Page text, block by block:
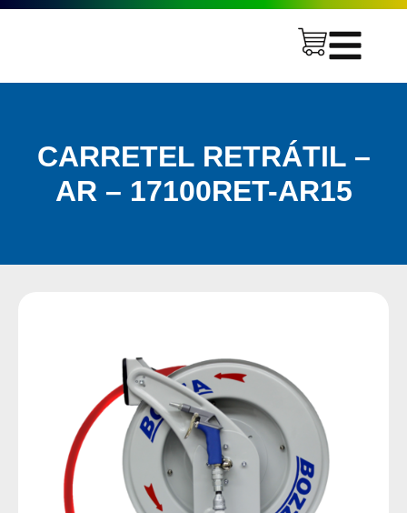
CARRETEL RETRÁTIL –
AR – 17100RET-AR15